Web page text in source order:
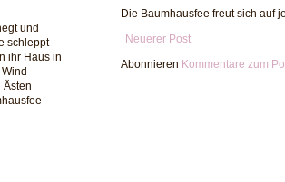
Die Baumhausfee freut sich auf
Neuerer Post
Abonnieren Kommentare zum
und
schleppt
ihr Haus in
Ästen